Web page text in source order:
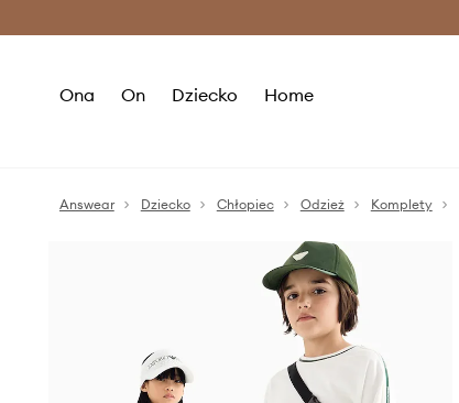
Ona On Dziecko Home
Answear Dziecko Chłopiec Odzież Komplety